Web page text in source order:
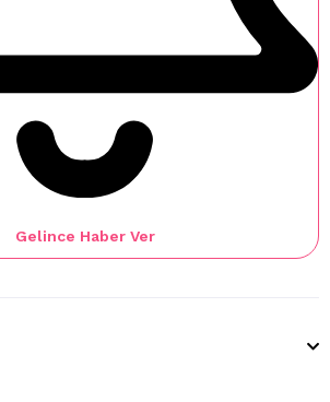
Gelince Haber Ver